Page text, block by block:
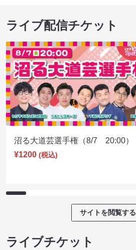
ライブ配信チケット
沼る大道芸選手権（8/7 20:00）
¥1200 (税込)
サイトを閲覧する
ライブチケット